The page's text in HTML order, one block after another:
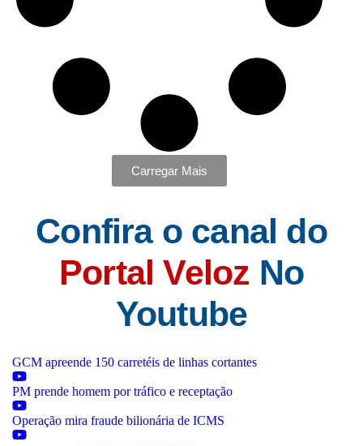
Carregar Mais
Confira o canal do
Portal Veloz No
Youtube
GCM apreende 150 carretéis de linhas cortantes
PM prende homem por tráfico e receptação
Operação mira fraude bilionária de ICMS